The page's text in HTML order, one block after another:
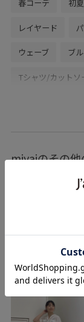
お問い合わせ
す。
は【友達だち
春コーデ 初
レイヤード
ウェーブ ブ
Tシャツ/カットソ
2512JUNPRESS対
こ
しっかりホールド
ウォッシュ加工
miyaiのその